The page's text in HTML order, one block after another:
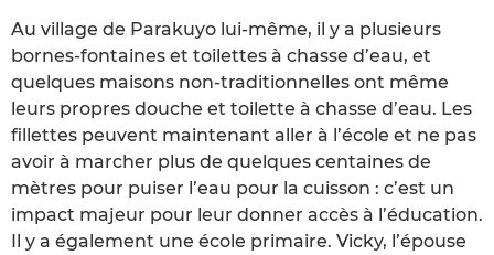
Au village de Parakuyo lui-même, il y a plusieurs
bornes-fontaines et toilettes à chasse d’eau, et
quelques maisons non-traditionnelles ont même
leurs propres douche et toilette à chasse d’eau. Les
fillettes peuvent maintenant aller à l’école et ne pas
avoir à marcher plus de quelques centaines de
mètres pour puiser l’eau pour la cuisson : c’est un
impact majeur pour leur donner accès à l’éducation.
Il y a également une école primaire. Vicky, l’épouse